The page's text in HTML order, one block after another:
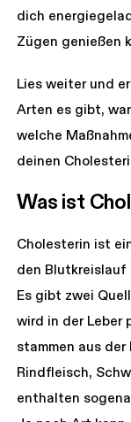
dich
Zügen genießen
Lies weiter und
Arten es gibt,
welche
deinen
Was ist
Cholesterin ist
den Blutkreislauf
Es gibt zwei
wird in der Leber
stammen aus
Rindfleisch,
enthalten